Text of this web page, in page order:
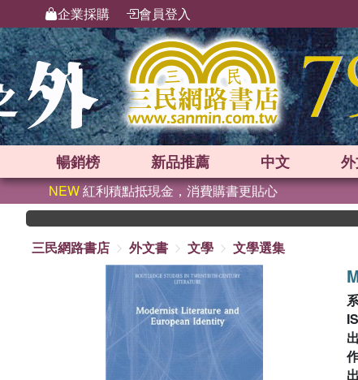
企業採購 會員登入
暢銷榜 新品推薦 中文
NEW紅利積點抵現金，消費購書更貼心
三民網路書店
外文書 文學 文學選集